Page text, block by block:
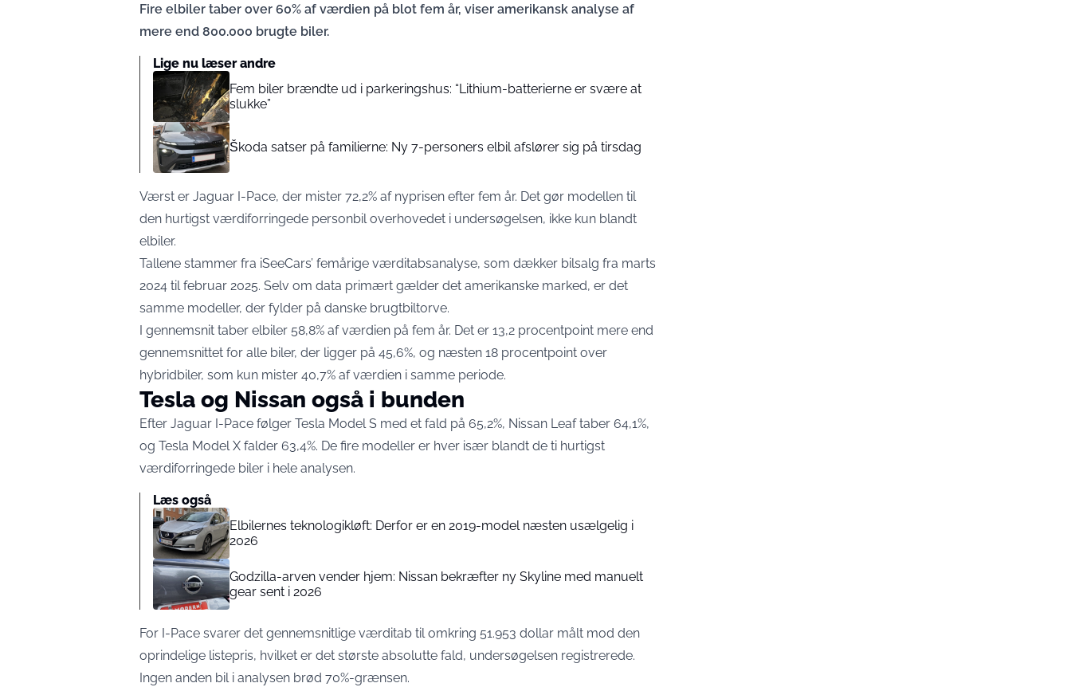
Fire elbiler taber over 60% af værdien på blot fem år, viser amerikansk analyse af
mere end 800.000 brugte biler.
Lige nu læser andre
Fem biler brændte ud i parkeringshus: “Lithium-batterierne er svære at
slukke”
Škoda satser på familierne: Ny 7-personers elbil afslører sig på tirsdag
Værst er Jaguar I-Pace, der mister 72,2% af nyprisen efter fem år. Det gør modellen til
den hurtigst værdiforringede personbil overhovedet i undersøgelsen, ikke kun blandt
elbiler.
Tallene stammer fra iSeeCars’ femårige værditabsanalyse, som dækker bilsalg fra marts
2024 til februar 2025. Selv om data primært gælder det amerikanske marked, er det
samme modeller, der fylder på danske brugtbiltorve.
I gennemsnit taber elbiler 58,8% af værdien på fem år. Det er 13,2 procentpoint mere end
gennemsnittet for alle biler, der ligger på 45,6%, og næsten 18 procentpoint over
hybridbiler, som kun mister 40,7% af værdien i samme periode.
Tesla og Nissan også i bunden
Efter Jaguar I-Pace følger Tesla Model S med et fald på 65,2%, Nissan Leaf taber 64,1%,
og Tesla Model X falder 63,4%. De fire modeller er hver især blandt de ti hurtigst
værdiforringede biler i hele analysen.
Læs også
Elbilernes teknologikløft: Derfor er en 2019-model næsten usælgelig i
2026
Godzilla-arven vender hjem: Nissan bekræfter ny Skyline med manuelt
gear sent i 2026
For I-Pace svarer det gennemsnitlige værditab til omkring 51.953 dollar målt mod den
oprindelige listepris, hvilket er det største absolutte fald, undersøgelsen registrerede.
Ingen anden bil i analysen brød 70%-grænsen.